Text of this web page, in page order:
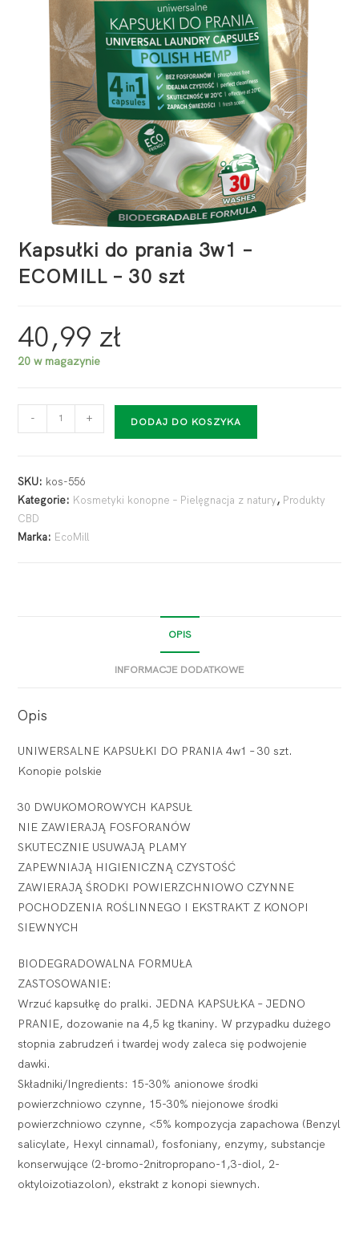
Kapsułki do prania 3w1 –
ECOMILL – 30 szt
40,99 zł
20 w magazynie
- + DODAJ DO KOSZYKA
SKU: kos-556
Kategorie: Kosmetyki konopne – Pielęgnacja z natury, Produkty
CBD
Marka: EcoMill
OPIS
INFORMACJE DODATKOWE
Opis
UNIWERSALNE KAPSUŁKI DO PRANIA 4w1 – 30 szt.
Konopie polskie
30 DWUKOMOROWYCH KAPSUŁ
NIE ZAWIERAJĄ FOSFORANÓW
SKUTECZNIE USUWAJĄ PLAMY
ZAPEWNIAJĄ HIGIENICZNĄ CZYSTOŚĆ
ZAWIERAJĄ ŚRODKI POWIERZCHNIOWO CZYNNE
POCHODZENIA ROŚLINNEGO I EKSTRAKT Z KONOPI
SIEWNYCH
BIODEGRADOWALNA FORMUŁA
ZASTOSOWANIE:
Wrzuć kapsułkę do pralki. JEDNA KAPSUŁKA – JEDNO
PRANIE, dozowanie na 4,5 kg tkaniny. W przypadku dużego
stopnia zabrudzeń i twardej wody zaleca się podwojenie
dawki.
Składniki/Ingredients: 15-30% anionowe środki
powierzchniowo czynne, 15-30% niejonowe środki
powierzchniowo czynne, <5% kompozycja zapachowa (Benzyl
salicylate, Hexyl cinnamal), fosfoniany, enzymy, substancje
konserwujące (2-bromo-2nitropropano-1,3-diol, 2-
oktyloizotiazolon), ekstrakt z konopi siewnych.